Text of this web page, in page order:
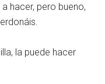
hacer, pero bueno,
la puede hacer